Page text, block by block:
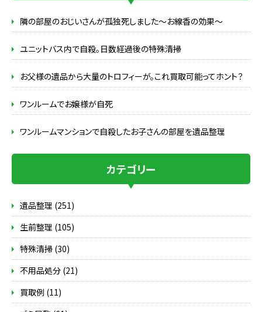
隣の部屋のおじいさんが孤独死しました～お線香の効果～
ユニットバス内で自殺。日数経過後の特殊清掃
お父様の遺品から大量のトロフィーが。これ買取可能ってホント？
ワンルームでお嬢様が自死
ワンルームマンションで自殺したお子さんの部屋を遺品整理
カテゴリー
遺品整理 (251)
生前整理 (105)
特殊清掃 (30)
不用品処分 (21)
買取例 (11)